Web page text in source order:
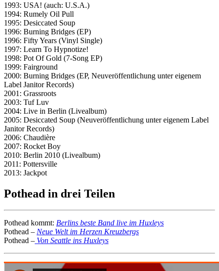
1993: USA! (auch: U.S.A.)
1994: Rumely Oil Pull
1995: Desiccated Soup
1996: Burning Bridges (EP)
1996: Fifty Years (Vinyl Single)
1997: Learn To Hypnotize!
1998: Pot Of Gold (7-Song EP)
1999: Fairground
2000: Burning Bridges (EP, Neuveröffentlichung unter eigenem
Label Janitor Records)
2001: Grassroots
2003: Tuf Luv
2004: Live in Berlin (Livealbum)
2005: Desiccated Soup (Neuveröffentlichung unter eigenem Label
Janitor Records)
2006: Chaudière
2007: Rocket Boy
2010: Berlin 2010 (Livealbum)
2011: Pottersville
2013: Jackpot
Pothead in drei Teilen
Pothead kommt: Berlins beste Band live im Huxleys
Pothead – Neue Welt im Herzen Kreuzbergs
Pothead – Von Seattle ins Huxleys